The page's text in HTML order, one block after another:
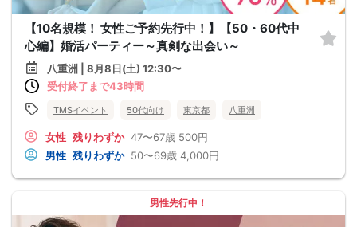
【10名規模！ 女性ご予約先行中！】【50・60代中
心編】婚活パーティー～真剣な出会い～
八重洲 | 8月8日(土) 12:30〜
受付終了まで43時間
TMSイベント 50代向け 東京都 八重洲
女性 残りわずか 47〜67歳 500円
男性 残りわずか 50〜69歳 4,000円
男性先行中！